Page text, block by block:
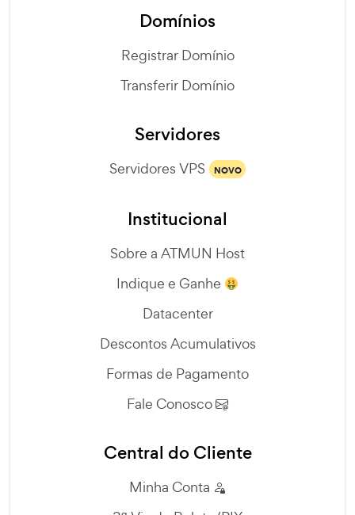
Domínios
Registrar Domínio
Transferir Domínio
Servidores
Servidores VPS NOVO
Institucional
Sobre a ATMUN Host
Indique e Ganhe
Datacenter
Descontos Acumulativos
Formas de Pagamento
Fale Conosco
Central do Cliente
Minha Conta